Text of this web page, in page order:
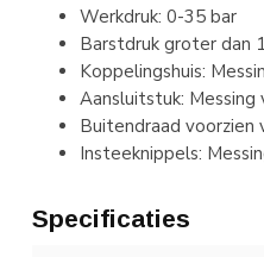
Werkdruk: 0-35 bar
Barstdruk groter dan
Koppelingshuis:
Aansluitstuk: Messing
Buitendraad voorzien
Insteeknippels:
Specificaties